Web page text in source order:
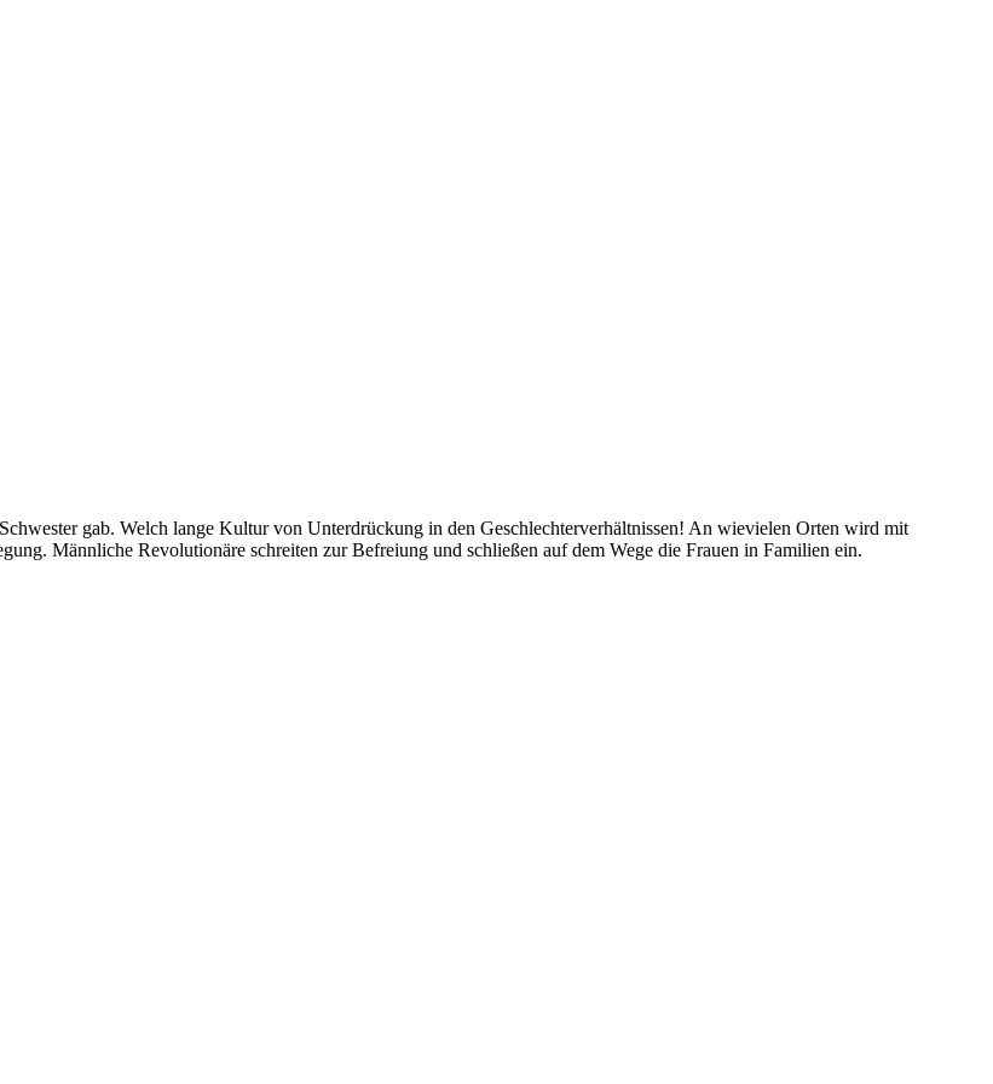
gab. Welch lange Kultur von Unterdrückung in den Geschlechterverhältnissen! An wievielen Orten wird mit
Männliche Revolutionäre schreiten zur Befreiung und schließen auf dem Wege die Frauen in Familien ein.